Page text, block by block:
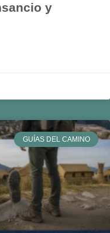
y
GUÍAS DEL CAMINO